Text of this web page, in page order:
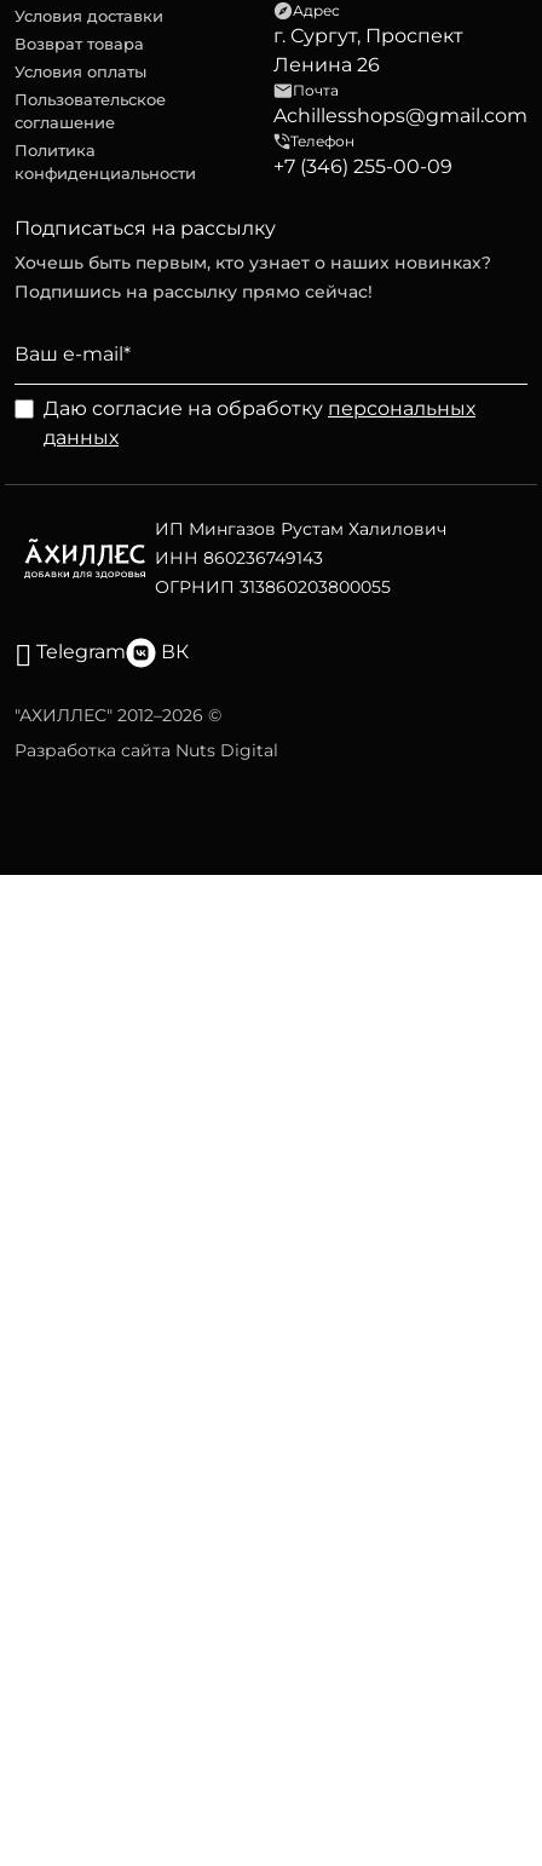
Условия доставки
Возврат товара
Условия оплаты
Пользовательское
соглашение
Политика
конфиденциальности
Адрес
г. Сургут, Проспект
Ленина 26
Почта
Achillesshops@gmail.com
Телефон
+7 (346) 255-00-09
Подписаться на рассылку
Хочешь быть первым, кто узнает о наших новинках?
Подпишись на рассылку прямо сейчас!
Даю согласие на обработку персональных
данных
ИП Мингазов Рустам Халилович
ИНН 860236749143
ОГРНИП 313860203800055
Telegram ВК
"АХИЛЛЕС" 2012–2026 ©
Разработка сайта Nuts Digital